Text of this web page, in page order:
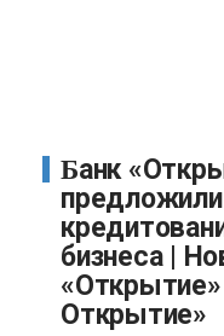
Банк «Открытие» и Ozon
бизнеса |
Открытие»